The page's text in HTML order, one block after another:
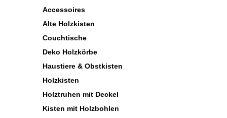
Accessoires
Alte Holzkisten
Couchtische
Deko Holzkörbe
Haustiere & Obstkisten
Holzkisten
Holztruhen mit Deckel
Kisten mit Holzbohlen